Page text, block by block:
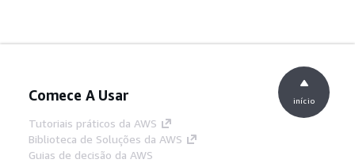
Comece A Usar
Tutoriais práticos da AWS
Biblioteca de Soluções da AWS
Guias de decisão da AWS
início